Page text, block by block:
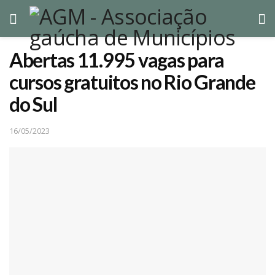
Abertas 11.995 vagas para
cursos gratuitos no Rio Grande
do Sul
16/05/2023